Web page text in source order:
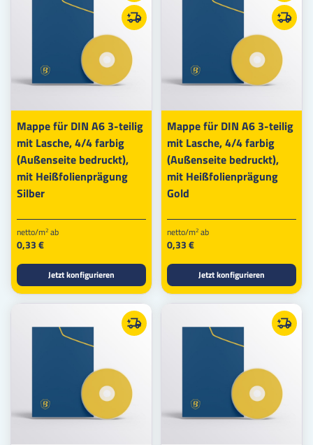
Mappe für DIN A6 3-teilig
mit Lasche, 4/4 farbig
(Außenseite bedruckt),
mit Heißfolienprägung
Silber
netto/m2 ab
0,33 €
Jetzt konfigurieren
Mappe für DIN A6 3-teilig
mit Lasche, 4/4 farbig
(Außenseite bedruckt),
mit Heißfolienprägung
Gold
netto/m2 ab
0,33 €
Jetzt konfigurieren